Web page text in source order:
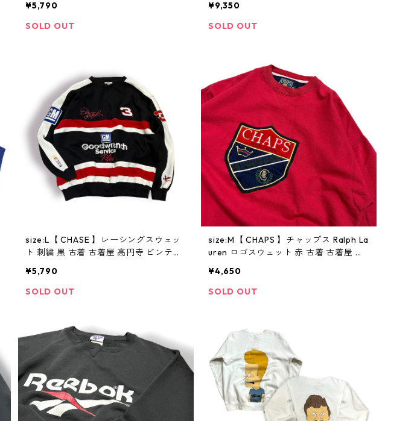
ット 黒 古着 古着屋 高円寺 ビンテージ
¥5,790
SOLD OUT
¥9,350
SOLD OUT
size:L【 CHASE 】レーシングスウェッ
ト 刺繍 黒 古着 古着屋 高円寺 ビンテー
¥5,790
SOLD OUT
size:M【 CHAPS 】チャップス Ralph La
uren ロゴスウェット 赤 古着 古着屋 高
¥4,650
SOLD OUT